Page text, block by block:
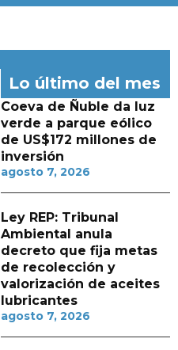
Lo último del mes
Coeva de Ñuble da luz
verde a parque eólico
de US$172 millones de
inversión
agosto 7, 2026
Ley REP: Tribunal
Ambiental anula
decreto que fija metas
de recolección y
valorización de aceites
lubricantes
agosto 7, 2026